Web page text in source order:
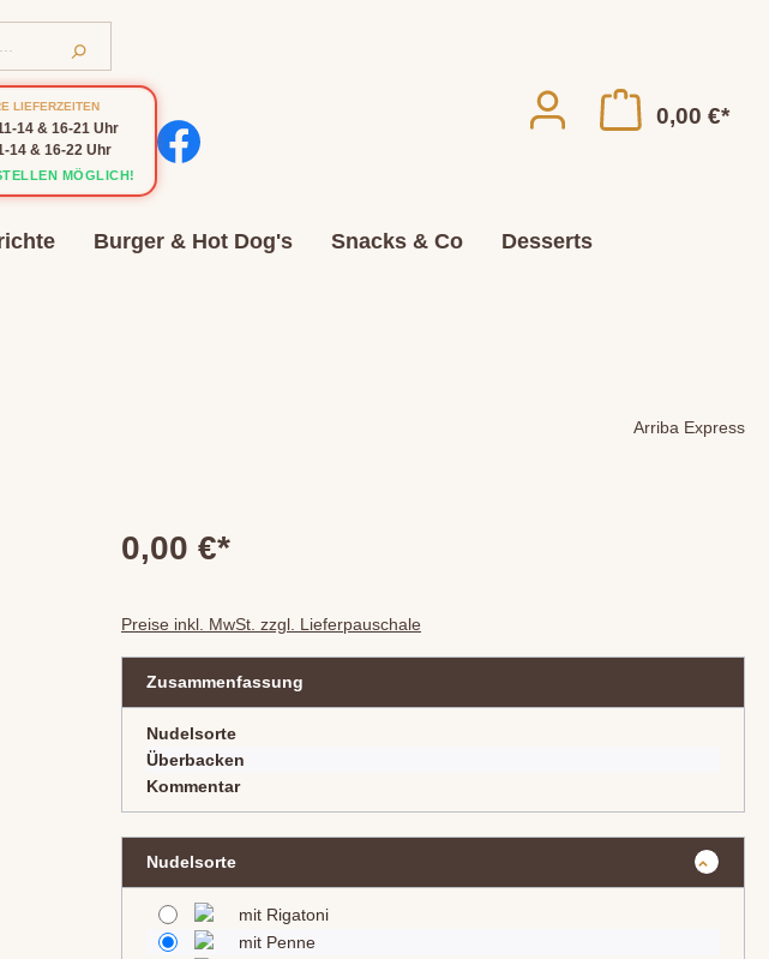
LIEFERZEITEN
14 & 16-21 Uhr
14 & 16-22 Uhr
MÖGLICH!
0,00 €*
Burger & Hot Dog's Snacks & Co Desserts
Arriba Express
0,00 €*
Preise inkl. MwSt. zzgl. Lieferpauschale
Zusammenfassung
Nudelsorte
Überbacken
Kommentar
Nudelsorte
mit Rigatoni
mit Penne